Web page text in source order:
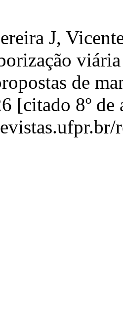
J,
de
[citado 8º